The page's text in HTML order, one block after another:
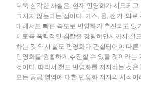
더욱 심각한 사실은, 현재 민영화가 시도되고
그치지 않는다는 점이다. 가스, 물, 전기, 의료
대해서도 빠른 속도로 민영화가 추진되고 있
이토록 폭력적인 침탈을 강행하면서까지 철
하는 것 역시 철도 민영화가 관철되어야 다른
민영화를 원활하게 추진할 수 있을 것이라는
것이다. 따라서 철도 민영화를 저지하는 것은
모든 공공 영역에 대한 민영화 저지의 시작이